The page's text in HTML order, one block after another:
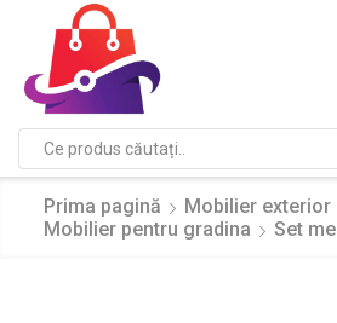
input
Prima pagină
Mobilier
Mobilier pentru gradina
Set